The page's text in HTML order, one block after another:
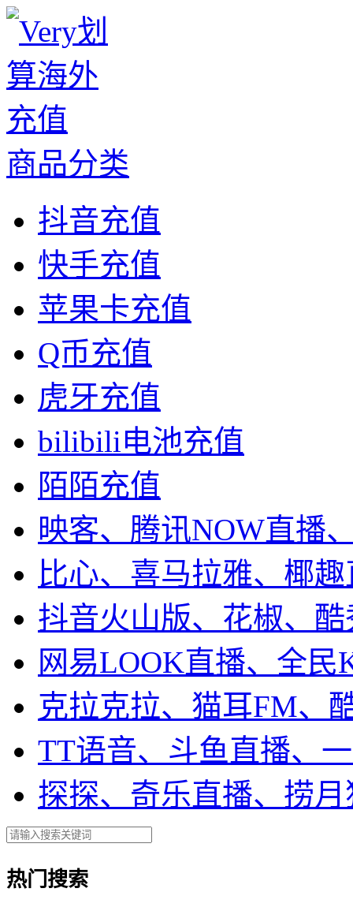
商品分类
抖音充值
快手充值
苹果卡充值
Q币充值
虎牙充值
bilibili电池充值
陌陌充值
映客、腾讯NOW直播
比心、喜马拉雅、椰
抖音火山版、花椒、
网易LOOK直播、全民
克拉克拉、猫耳FM、
TT语音、斗鱼直播、
探探、奇乐直播、捞月
热门搜索